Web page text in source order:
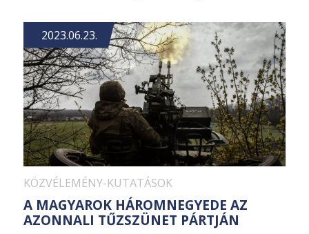
KÖZVÉLEMÉNY-KUTATÁSOK
2023.06.23.
A MAGYAROK HÁROMNEGYEDE AZ
AZONNALI TŰZSZÜNET PÁRTJÁN